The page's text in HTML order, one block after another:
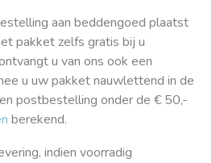
aan beddengoed plaatst
pakket zelfs gratis bij u
u van ons ook een
u uw pakket nauwlettend in de
postbestelling onder de € 50,-
berekend.
indien voorradig